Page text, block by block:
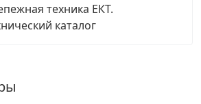
техника ЕКТ.
каталог